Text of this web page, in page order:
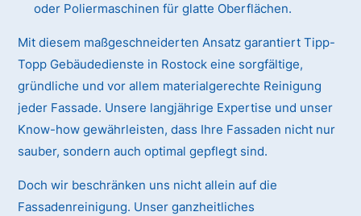
oder Poliermaschinen für glatte Oberflächen.
Mit diesem maßgeschneiderten Ansatz garantiert Tipp-
Topp Gebäudedienste in Rostock eine sorgfältige,
gründliche und vor allem materialgerechte Reinigung
jeder Fassade. Unsere langjährige Expertise und unser
Know-how gewährleisten, dass Ihre Fassaden nicht nur
sauber, sondern auch optimal gepflegt sind.
Doch wir beschränken uns nicht allein auf die
Fassadenreinigung. Unser ganzheitliches